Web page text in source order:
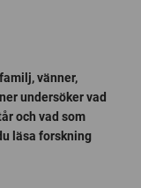
vänner,
undersöker vad
och vad som
läsa forskning